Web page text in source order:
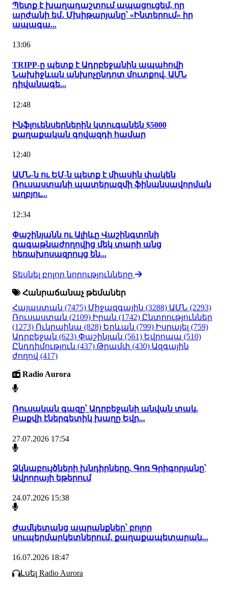
Պետք է խաղադաշտում ապացուցեմ, որ
արժանի եմ․ Մխիթարյանը՝ «Ինտերում» իր
ապագա...
13:06
TRIPP-ը պետք է Ադրբեջանին ապահովի
Նախիջևան անխոչընդոտ մուտքով. ԱՄՆ
դիվանագե...
12:48
Ինֆլուենսերներին կտուգանեն $5000
քաղաքական գովազդի համար
12:40
ԱՄՆ-ն ու ԵՄ-ն պետք է միասին փակեն
Ռուսաստանի պատերազմի ֆինանսավորման
աղբյու...
12:34
Փաշինյանն ու Ալիևը Վաշինգտոնի
գագաթնաժողովից մեկ տարի անց
հեռախոսազրույց են...
Տեսնել բոլոր նորությունները
Հանրաճանաչ թեմաներ
Հայաստան (7475) Միջազգային (3288) ԱՄՆ (2293)
Ռուսաստան (2109) Իրան (1742) Ընտրություններ
(1273) Ուկրաինա (828) Երևան (799) Իսրայել (759)
Ադրբեջան (623) Փաշինյան (561) Եվրոպա (510)
Ընդդիմություն (437) Թրամփ (430) Ազգային
ժողով (417)
Radio Aurora
Ռուսական գազը՝ Ադրբեջանի անվան տակ.
Բաքվի էներգետիկ խաղը Եվր...
27.07.2026 17:54
Ձկնաբույծների խնդիրները. Գոռ Գրիգորյանը՝
Ավրորայի եթերում
24.07.2026 15:38
Ժամկետանց ապրանքներ՝ բոլոր
սուպերմարկետներում․ քաղաքապետարան...
16.07.2026 18:47
Լսել Radio Aurora